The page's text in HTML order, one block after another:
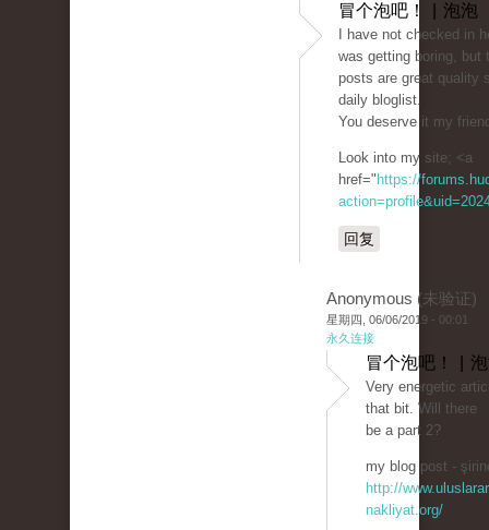
冒个泡吧！ | 泡泡
I have not checked in
was getting boring, but
posts are great quality
daily bloglist.
You deserve it my
Look into my site; <a
href=" https://
回复
Anonymous (未验证)
星期四, 06/06/2019 - 00:01
永久连接
冒个泡吧！ |
Very energetic
that bit. Will there
be a part 2?
my blog post -
http://
nakliyat.org/